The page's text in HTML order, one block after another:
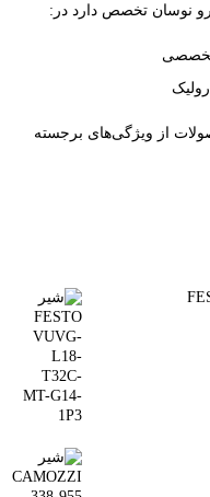
نوسان تخصص دارد در:
تخصصی
از ویژگی‌های برجسته